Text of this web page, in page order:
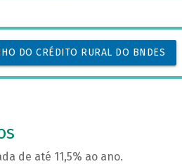
DO CRÉDITO RURAL DO BNDES
de até 11,5% ao ano.